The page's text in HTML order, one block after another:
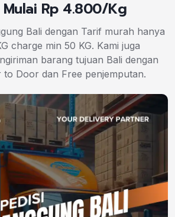
Rp 4.800/Kg
Bali dengan Tarif murah hanya
charge min 50 KG. Kami juga
barang tujuan Bali dengan
to Door dan Free penjemputan.